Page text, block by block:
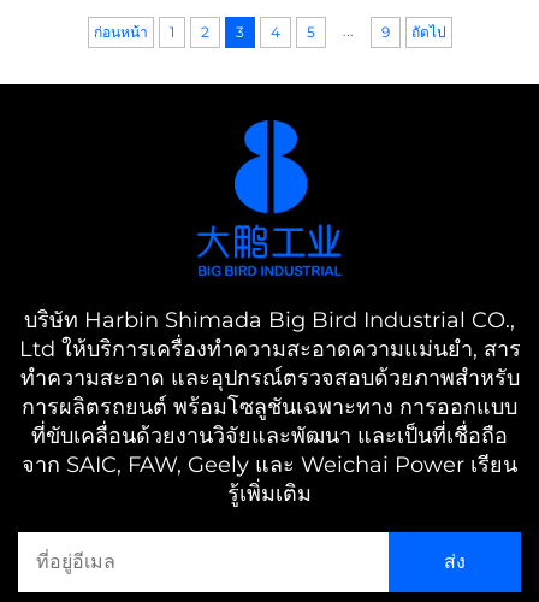
ที่ดีที่สุดได้เลยวันนี้
ก่อนหน้า 1 2 3 4 5 9 ถัดไป
บริษัท Harbin Shimada Big Bird Industrial CO.,
Ltd ให้บริการเครื่องทำความสะอาดความแม่นยำ, สาร
ทำความสะอาด และอุปกรณ์ตรวจสอบด้วยภาพสำหรับ
การผลิตรถยนต์ พร้อมโซลูชันเฉพาะทาง การออกแบบ
ที่ขับเคลื่อนด้วยงานวิจัยและพัฒนา และเป็นที่เชื่อถือ
จาก SAIC, FAW, Geely และ Weichai Power เรียน
รู้เพิ่มเติม